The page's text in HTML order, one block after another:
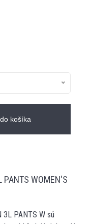
košíka
PANTS WOMEN'S
3L PANTS W sú